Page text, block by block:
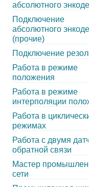
абсолютного
Подключение
абсолютного
(прочие)
Подключение
Работа в режиме
положения
Работа в режиме
интерполяции
Работа в
режимах
Работа с двумя
обратной связи
Мастер
сети